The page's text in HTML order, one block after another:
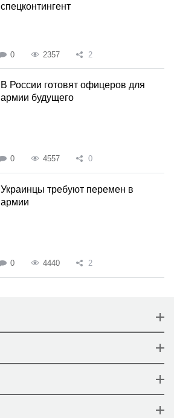
спецконтингент
0 2357 2
В России готовят офицеров для
армии будущего
0 4557 0
Украинцы требуют перемен в
армии
0 4440 2